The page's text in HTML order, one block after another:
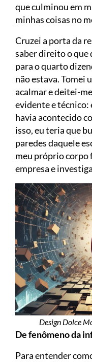
que culminou em
minhas coisas no
Cruzei a porta da
saber direito o que
para o quarto
não estava. Tomei
acalmar e deitei-
evidente e técnico:
havia acontecido
isso, eu teria que
paredes daquele
meu próprio corpo
empresa e
Design Dolce
De fenômeno da
Para entender